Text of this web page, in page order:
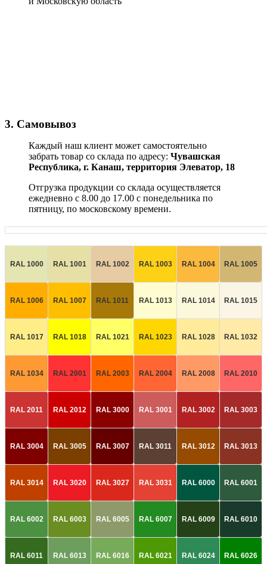
3. Самовывоз
Каждый наш клиент может самостоятельно
забрать товар со склада по адресу: Чувашская
Республика, г. Канаш, территория Элеватор, 18
Отгрузка продукции со склада осуществляется
ежедневно с 8.00 до 17.00 с понедельника по
пятницу, по московскому времени.
RAL 1000 RAL 1001 RAL 1002 RAL 1003 RAL 1004 RAL 1005
RAL 1006 RAL 1007 RAL 1011 RAL 1013 RAL 1014 RAL 1015
RAL 1017 RAL 1018 RAL 1021 RAL 1023 RAL 1028 RAL 1032
RAL 1034 RAL 2001 RAL 2003 RAL 2004 RAL 2008 RAL 2010
RAL 2011 RAL 2012 RAL 3000 RAL 3001 RAL 3002 RAL 3003
RAL 3004 RAL 3005 RAL 3007 RAL 3011 RAL 3012 RAL 3013
RAL 3014 RAL 3020 RAL 3027 RAL 3031 RAL 6000 RAL 6001
RAL 6002 RAL 6003 RAL 6005 RAL 6007 RAL 6009 RAL 6010
RAL 6011 RAL 6013 RAL 6016 RAL 6021 RAL 6024 RAL 6026